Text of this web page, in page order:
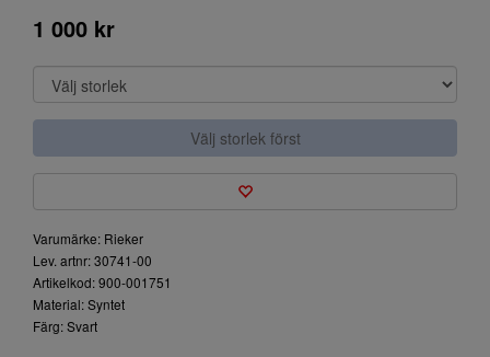
1 000 kr
Välj storlek först
Varumärke: Rieker
Lev. artnr: 30741-00
Artikelkod: 900-001751
Material: Syntet
Färg: Svart